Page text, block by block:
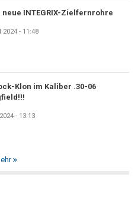
neue INTEGRIX-Zielfernrohre
2024 - 11:48
Klon im Kaliber .30-06
- 13:13